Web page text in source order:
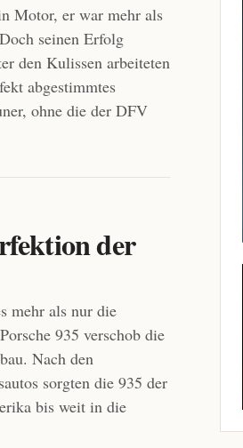
Motor, er war mehr als
seinen Erfolg
den Kulissen arbeiteten
abgestimmtes
ohne die der DFV
der
mehr als nur die
935 verschob die
Nach den
sorgten die 935 der
bis weit in die